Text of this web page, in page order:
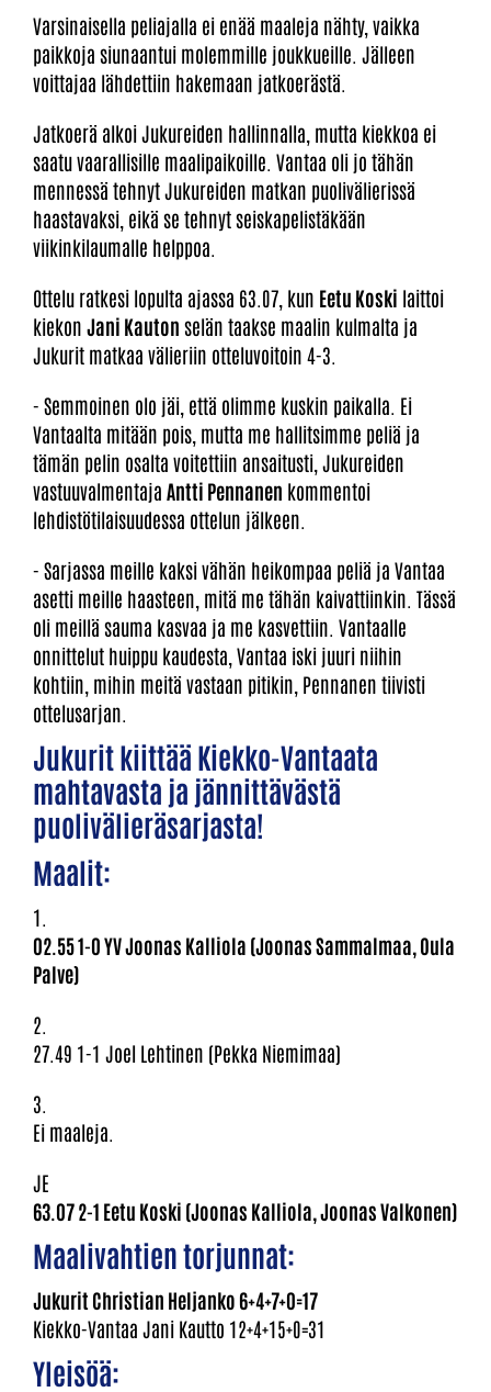
Varsinaisella peliajalla ei enää maaleja nähty, vaikka
paikkoja siunaantui molemmille joukkueille. Jälleen
voittajaa lähdettiin hakemaan jatkoerästä.
Jatkoerä alkoi Jukureiden hallinnalla, mutta kiekkoa ei
saatu vaarallisille maalipaikoille. Vantaa oli jo tähän
mennessä tehnyt Jukureiden matkan puolivälierissä
haastavaksi, eikä se tehnyt seiskapelistäkään
viikinkilaumalle helppoa.
Ottelu ratkesi lopulta ajassa 63.07, kun Eetu Koski laittoi
kiekon Jani Kauton selän taakse maalin kulmalta ja
Jukurit matkaa välieriin otteluvoitoin 4-3.
- Semmoinen olo jäi, että olimme kuskin paikalla. Ei
Vantaalta mitään pois, mutta me hallitsimme peliä ja
tämän pelin osalta voitettiin ansaitusti, Jukureiden
vastuuvalmentaja Antti Pennanen kommentoi
lehdistötilaisuudessa ottelun jälkeen.
- Sarjassa meille kaksi vähän heikompaa peliä ja Vantaa
asetti meille haasteen, mitä me tähän kaivattiinkin. Tässä
oli meillä sauma kasvaa ja me kasvettiin. Vantaalle
onnittelut huippu kaudesta, Vantaa iski juuri niihin
kohtiin, mihin meitä vastaan pitikin, Pennanen tiivisti
ottelusarjan.
Jukurit kiittää Kiekko-Vantaata
mahtavasta ja jännittävästä
puolivälieräsarjasta!
Maalit:
1.
02.55 1-0 YV Joonas Kalliola (Joonas Sammalmaa, Oula
Palve)
2.
27.49 1-1 Joel Lehtinen (Pekka Niemimaa)
3.
Ei maaleja.
JE
63.07 2-1 Eetu Koski (Joonas Kalliola, Joonas Valkonen)
Maalivahtien torjunnat:
Jukurit Christian Heljanko 6+4+7+0=17
Kiekko-Vantaa Jani Kautto 12+4+15+0=31
Yleisöä: